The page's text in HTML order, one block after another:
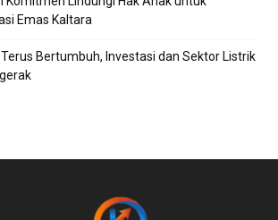
Emas Kaltara
Bertumbuh, Investasi dan Sektor Listrik